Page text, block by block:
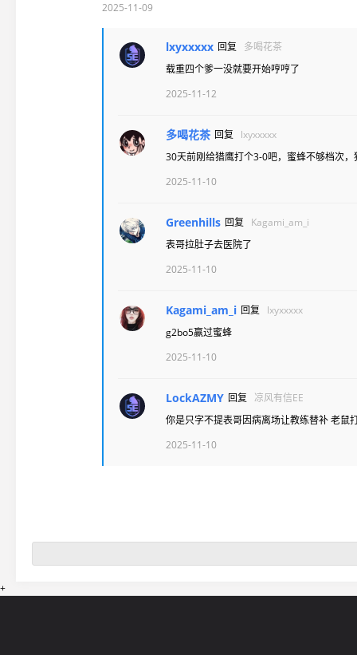
2025-11-09
lxyxxxxx 回复
多喝花茶
载重四个爹一没就要开始哼哼了
2025-11-12
多喝花茶 回复
lxyxxxxx
30天前刚给猎鹰打个3-0吧，蜜蜂不够档次
2025-11-10
Greenhills 回复
Kagami_am_i
表哥拉肚子去医院了
2025-11-10
Kagami_am_i 回复
lxyxxxxx
g2bo5赢过蜜蜂
2025-11-10
LockAZMY 回复 凉风有信EE
你是只字不提表哥因病离场让教练替补 老鼠
2025-11-10
+